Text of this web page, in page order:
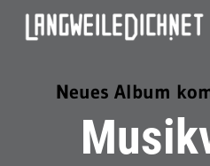
Neues Album